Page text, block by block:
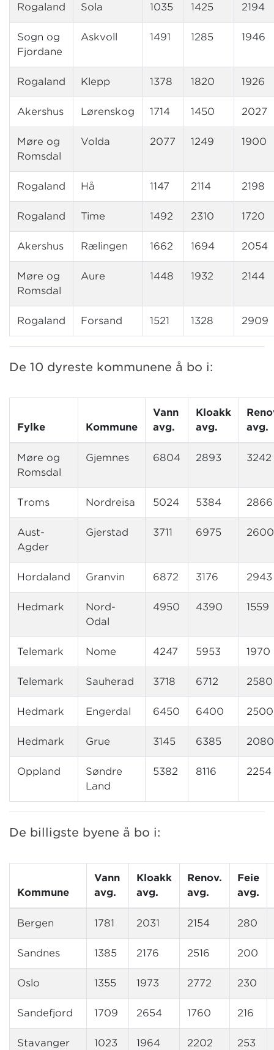
Rogaland Sola 1035 1425 2194
Sogn og
Fjordane
Askvoll 1491 1285 1946
Rogaland Klepp 1378 1820 1926
Akershus Lørenskog 1714 1450 2027
Møre og
Romsdal
Volda 2077 1249 1900
Rogaland Hå 1147 2114 2198
Rogaland Time 1492 2310 1720
Akershus Rælingen 1662 1694 2054
Møre og
Romsdal
Aure 1448 1932 2144
Rogaland Forsand 1521 1328 2909
De 10 dyreste kommunene å bo i:
Fylke Kommune
Vann
avg.
Kloakk
avg.
avg.
Møre og
Romsdal
Gjemnes 6804 2893 3242
Troms Nordreisa 5024 5384 2866
Aust-
Agder
Gjerstad 3711 6975 2600
Hordaland Granvin 6872 3176 2943
Hedmark
Nord-
Odal
4950 4390 1559
Telemark Nome 4247 5953 1970
Telemark Sauherad 3718 6712 2580
Hedmark Engerdal 6450 6400 2500
Hedmark Grue 3145 6385 2080
Oppland
Søndre
Land
5382 8116 2254
De billigste byene å bo i:
Kommune
Vann
avg.
Kloakk
avg.
Renov.
avg.
Feie
avg.
Bergen 1781 2031 2154 280
Sandnes 1385 2176 2516 200
Oslo 1355 1973 2772 230
Sandefjord 1709 2654 1760 216
Stavanger 1023 1964 2202 253